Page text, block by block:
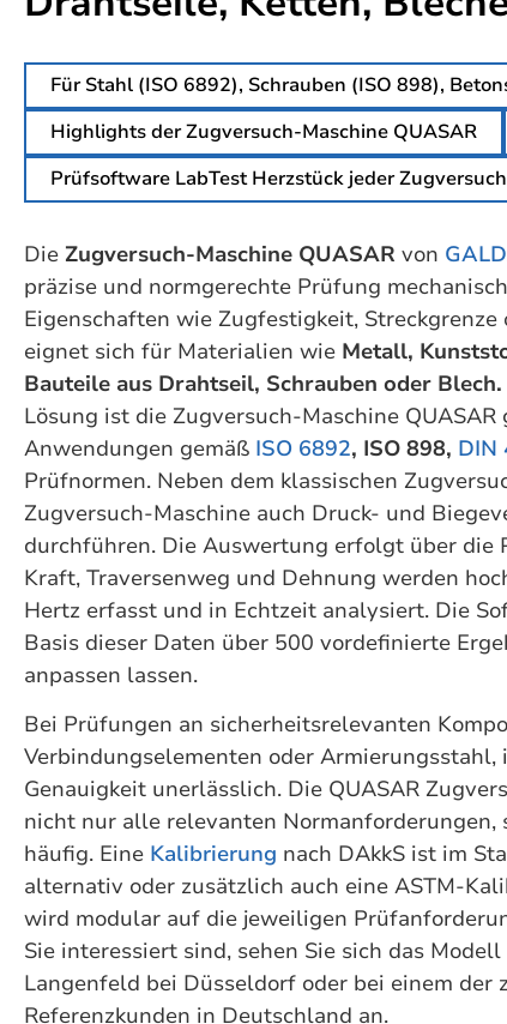
Für Stahl (ISO 6892), Schrauben (ISO 898),
Highlights der Zugversuch-Maschine QUASAR
Prüfsoftware LabTest Herzstück jeder
Die Zugversuch-Maschine QUASAR von
präzise und normgerechte Prüfung
Eigenschaften wie Zugfestigkeit, Streckgrenze
eignet sich für Materialien wie Metall,
Bauteile aus Drahtseil, Schrauben oder Blech.
Lösung ist die Zugversuch-Maschine
Anwendungen gemäß ISO 6892, ISO 898, DIN
Prüfnormen. Neben dem klassischen
Zugversuch-Maschine auch Druck- und
durchführen. Die Auswertung erfolgt über die
Kraft, Traversenweg und Dehnung werden
Hertz erfasst und in Echtzeit analysiert. Die
Basis dieser Daten über 500 vordefinierte
anpassen lassen.
Bei Prüfungen an sicherheitsrelevanten
Verbindungselementen oder
Genauigkeit unerlässlich. Die QUASAR
nicht nur alle relevanten
häufig. Eine Kalibrierung nach DAkkS ist im
alternativ oder zusätzlich auch eine ASTM-
wird modular auf die jeweiligen
Sie interessiert sind, sehen Sie sich das
Langenfeld bei Düsseldorf oder bei einem der
Referenzkunden in Deutschland an.